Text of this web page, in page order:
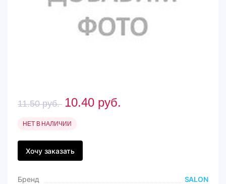
11.50руб. 10.40 руб.
НЕТ В НАЛИЧИИ
Хочу заказать
Бренд
SALON